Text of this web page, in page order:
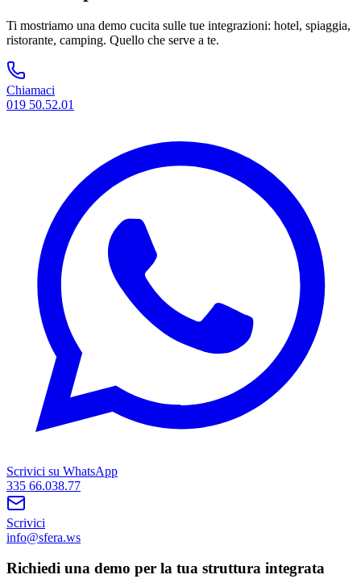
Ti mostriamo una demo cucita sulle tue integrazioni: hotel, spiaggia,
ristorante, camping. Quello che serve a te.
Chiamaci
019 50.52.01
Scrivici su WhatsApp
335 66.038.77
Scrivici
info@sfera.ws
Richiedi una demo per la tua struttura integrata